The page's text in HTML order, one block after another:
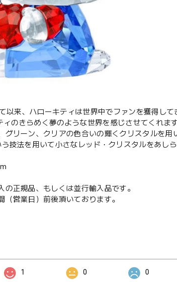
以来、ハローキティは世界中でファンを獲得し
ィのきらめく夢のような世界を感じさせてくれ
グリーン、クリアの色合いの輝くクリスタルを
技法を用いて小さなレッド・クリスタルをあし
の正規品、もしくは並行輸入品です。
営業日）前後頂いております。
1 0 0